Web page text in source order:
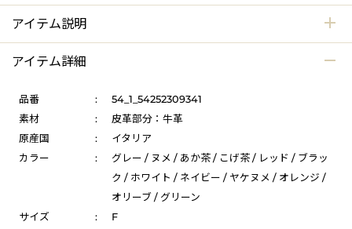
アイテム説明
アイテム詳細
品番 :
54_1_54252309341
素材
:
皮革部分：牛革
原産国
:
イタリア
カラー
:
グレー / ヌメ / あか茶 / こげ茶 / レッド / ブラッ
ク / ホワイト / ネイビー / ヤケヌメ / オレンジ /
オリーブ / グリーン
サイズ
:
F